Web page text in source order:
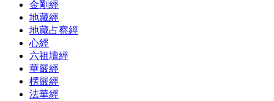
金剛經
地藏經
地藏占察經
心經
六祖壇經
華嚴經
楞嚴經
法華經